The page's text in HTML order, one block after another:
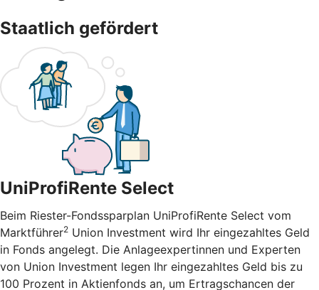
Staatlich gefördert
UniProfiRente Select
Beim Riester-Fondssparplan UniProfiRente Select vom
Marktführer2 Union Investment wird Ihr eingezahltes Geld
in Fonds angelegt. Die Anlageexpertinnen und Experten
von Union Investment legen Ihr eingezahltes Geld bis zu
100 Prozent in Aktienfonds an, um Ertragschancen der